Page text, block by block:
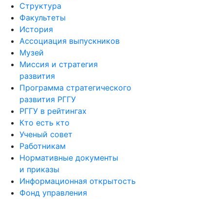
Структура
Факультеты
История
Ассоциация выпускников
Музей
Миссия и стратегия
развития
Программа стратегического
развития РГГУ
РГГУ в рейтингах
Кто есть кто
Ученый совет
Работникам
Нормативные документы
и приказы
Информационная открытость
Фонд управления